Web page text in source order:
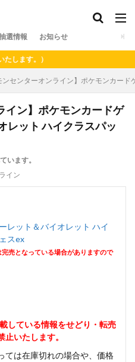
選情報 お知らせ
す。）
ンセンターオンライン】ポケモンカー
イン】ポケモンカードゲ
レット ハイクラスパッ
います。
イン
レット＆バイオレット ハイ
スex
売となっている場合がありますので
している情報をせどり・転売
いたします。
ては在庫切れの場合や、価格